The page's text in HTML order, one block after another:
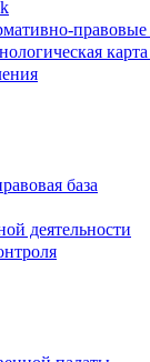
правовые
база
деятельности